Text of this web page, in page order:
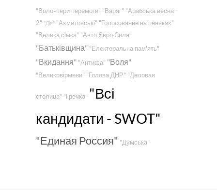
"Волонтери перемоги" "Варяг" "Арабська весна -
2" "Дія" "Ахметовські" "Голосование на пеньках"
"Велика сімка" "Авто Євро Сила"
"Батьківщина" "Електоральна пам'ять"
"Вкидання" "Антифа" "Воля"
"Великовірмени" "Голова ДНР" "Деловая
столица" "Гречка" "Всі
кандидати - SWOT"
"Единая Россия" "Думська"